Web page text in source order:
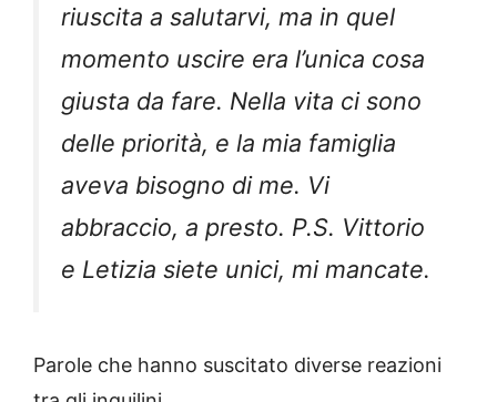
riuscita a salutarvi, ma in quel
momento uscire era l’unica cosa
giusta da fare. Nella vita ci sono
delle priorità, e la mia famiglia
aveva bisogno di me. Vi
abbraccio, a presto. P.S. Vittorio
e Letizia siete unici, mi mancate.
Parole che hanno suscitato diverse reazioni